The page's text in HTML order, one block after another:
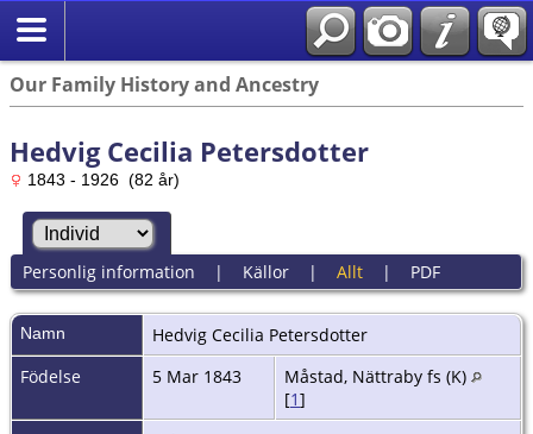
Our Family History and Ancestry
Hedvig Cecilia Petersdotter
1843 - 1926 (82 år)
Personlig information | Källor| Allt| PDF
Namn Hedvig Cecilia Petersdotter
Födelse
5 Mar 1843
Måstad, Nättraby fs (K)
[1]